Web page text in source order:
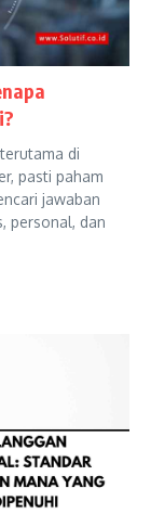
di
pasti paham
jawaban
personal, dan